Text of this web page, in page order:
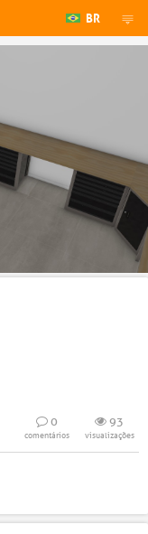
BR
0
comentários
93
visualizações